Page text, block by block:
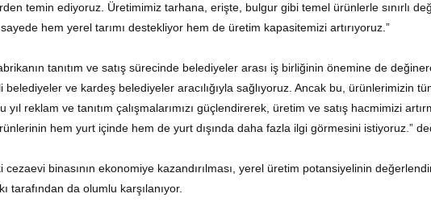
temin ediyoruz. Üretimimiz tarhana, erişte, bulgur gibi temel ürünlerle sınırlı
hem yerel tarımı destekliyor hem de üretim kapasitemizi artırıyoruz.”
tanıtım ve satış sürecinde belediyeler arası iş birliğinin önemine de
belediyeler ve kardeş belediyeler aracılığıyla sağlıyoruz. Ancak bu, ürünlerimizin
yıl reklam ve tanıtım çalışmalarımızı güçlendirerek, üretim ve satış hacmimizi
ürünlerinin hem yurt içinde hem de yurt dışında daha fazla ilgi görmesini istiyoruz.”
cezaevi binasının ekonomiye kazandırılması, yerel üretim potansiyelinin
tarafından da olumlu karşılanıyor.